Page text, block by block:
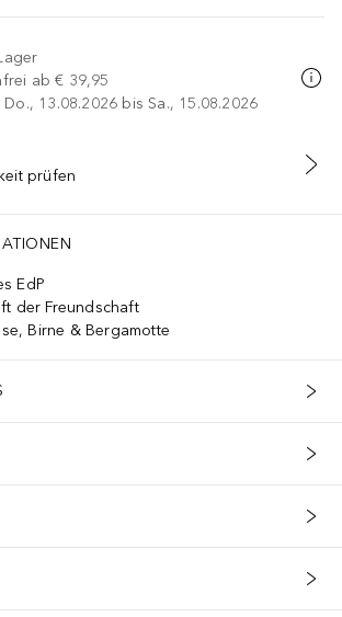
ab € 39,95
13.08.2026 bis Sa., 15.08.2026
IN DEN WARENKORB
prüfen
EdP
der Freundschaft
Birne & Bergamotte